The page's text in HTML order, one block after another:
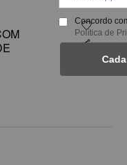
Concordo
Política de